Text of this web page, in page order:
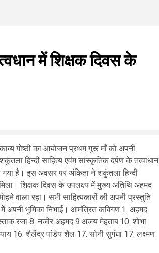
में शिक्षक दिवस के
गोष्ठी का आयोजन प्रथम गुरू माँ को अपनी
हिन्दी साहित्य एवंम सांस्कृतिक दर्पण के तत्वाधान
गया है। इस अवसर पर अंकिता ने शकुंतला हिन्दी
शिक्षक दिवस के उपलक्ष्य में मुख्य अतिथि अहमद
वाला रहा। सभी साहित्यकारों की अपनी प्रस्तुति
अपनी भुमिका निभाई। आमंत्रित कविगण.1. अहमद
रजा 8. नजीर अहमद 9 अजय मेहताब.10. शोभा
16. शैलेंद्र पांडेय शैल 17. सोनी सुगंधा 17. लक्ष्मण